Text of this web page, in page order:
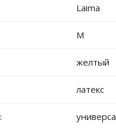
Laima
M
желтый
латекс